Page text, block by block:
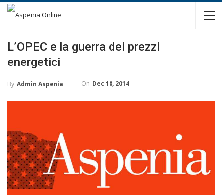
L’OPEC e la guerra dei prezzi
energetici
By Admin Aspenia On Dec 18, 2014